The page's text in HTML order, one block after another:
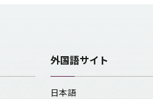
外国語サイト
日本語